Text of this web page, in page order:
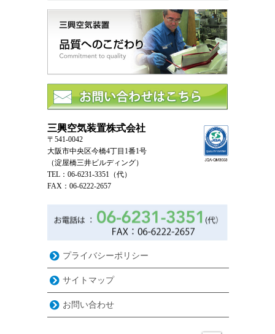
三興空気装置株式会社
〒541-0042
大阪市中央区今橋4丁目1番1号
（淀屋橋三井ビルディング）
TEL：06-6231-3351（代）
FAX：06-6222-2657
プライバシーポリシー
サイトマップ
お問い合わせ